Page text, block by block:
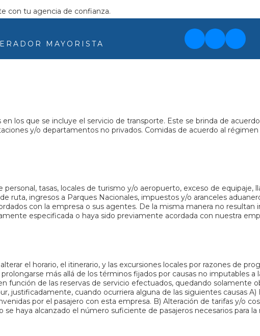
con tu agencia de confianza.
MAYORISTA
los que se incluye el servicio de transporte. Este se brinda de
y/o departamentos no privados. Comidas de acuerdo al
tasas, locales de turismo y/o aeropuerto, exceso de
ruta, ingresos a Parques Nacionales, impuestos y/o aranceles
con la empresa o sus agentes. De la misma manera no resultan
especificada o haya sido previamente acordada con nuestra
el horario, el itinerario, y las excursiones locales por razones de
más allá de los términos fijados por causas no imputables a
función de las reservas de servicio efectuados, quedando solamente
justificadamente, cuando ocurriera alguna de las siguientes causas
por el pasajero con esta empresa. B) Alteración de tarifas y/o
haya alcanzado el número suficiente de pasajeros necesarios para